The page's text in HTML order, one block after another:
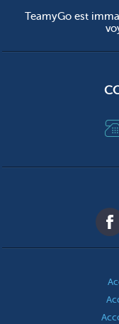
TeamyGo est